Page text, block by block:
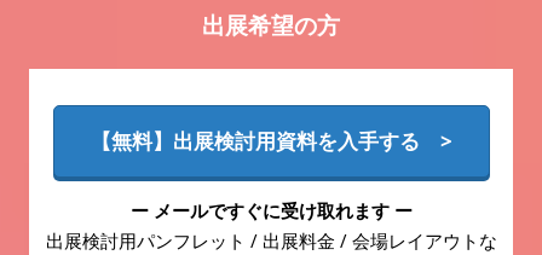
出展希望の方
【無料】出展検討用資料を入手する >
ー メールですぐに受け取れます ー
出展検討用パンフレット / 出展料金 / 会場レイアウトな